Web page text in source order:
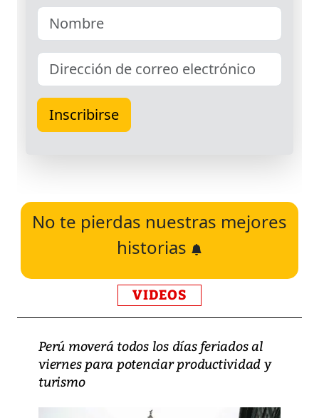
No te pierdas nuestras mejores
historias
VIDEOS
Perú moverá todos los días feriados al
viernes para potenciar productividad y
turismo